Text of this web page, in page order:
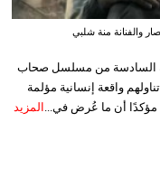
والفنانة منة شلبي
السادسة من مسلسل صحاب
واقعة إنسانية مؤلمة
مؤكدًا أن ما عُرض في... المزيد